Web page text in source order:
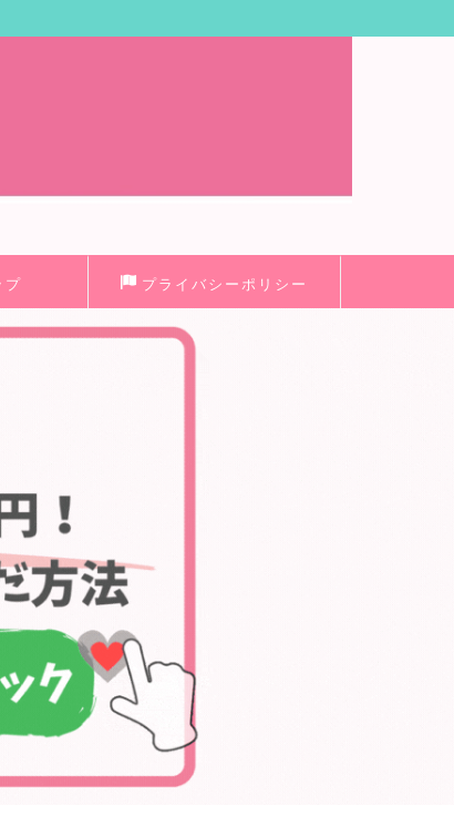
プ プライバシーポリシー